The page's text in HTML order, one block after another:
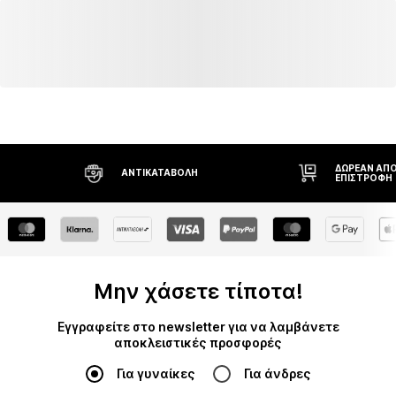
ΑΝΤΙΚΑΤΑΒΟΛΉ
ΔΩΡΕΆΝ
ΕΠΙΣΤΡΟΦΉ
Μην χάσετε τίποτα!
Εγγραφείτε στο newsletter για να λαμβάνετε
αποκλειστικές προσφορές
Για γυναίκες Για άνδρες